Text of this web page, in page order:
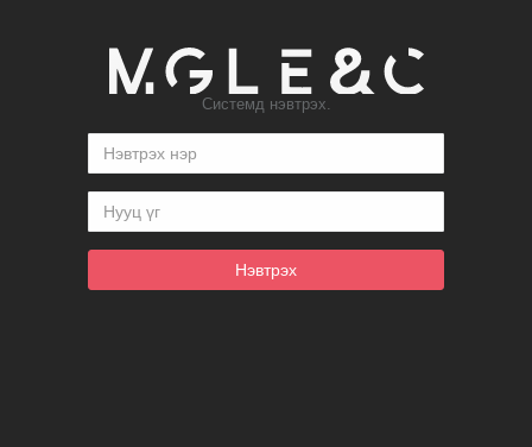
Системд нэвтрэх.
Нэвтрэх